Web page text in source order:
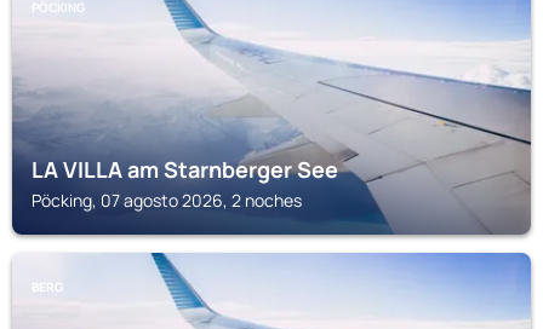
PÖCKING
LA VILLA am Starnberger See
Pöcking, 07 agosto 2026, 2 noches
BERG